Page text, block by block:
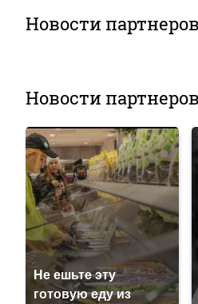
Новости партнеров
Новости партнеров
Не ешьте эту
готовую еду из